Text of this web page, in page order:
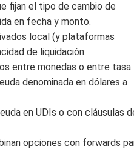
fijan el tipo de cambio de
en fecha y monto.
local (y plataformas
de liquidación.
entre monedas o entre tasa
denominada en dólares a
en UDIs o con cláusulas
opciones con forwards